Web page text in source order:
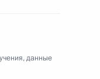
данные